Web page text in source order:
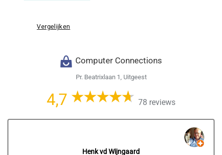
Vergelijken
Computer Connections
Pr. Beatrixlaan 1, Uitgeest
4,7 78 reviews
Henk vd Wijngaard